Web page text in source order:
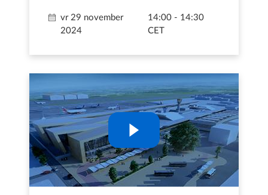
vr 29 november
2024
14:00 - 14:30
CET